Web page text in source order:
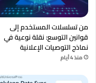
من تسلسلات المستخدم إلى
قوانين التوسع: نقلة نوعية في
نماذج التوصيات الإعلانية
منذ 4 أيام